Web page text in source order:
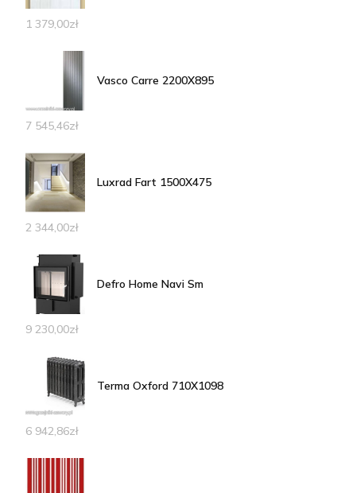
1 379,00zł
Vasco Carre 2200X895
7 545,46zł
Luxrad Fart 1500X475
2 344,00zł
Defro Home Navi Sm
9 230,00zł
Terma Oxford 710X1098
6 942,86zł